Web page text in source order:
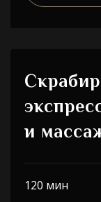
и
120 мин